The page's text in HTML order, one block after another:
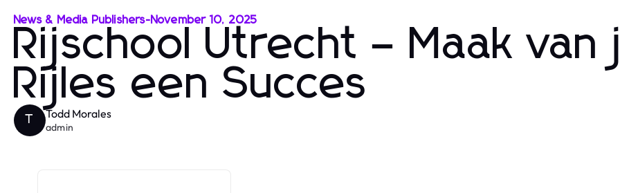
News & Media Publishers-November 10, 2025
Rijschool Utrecht – Maak van
Rijles een Succes
Todd Morales
admin